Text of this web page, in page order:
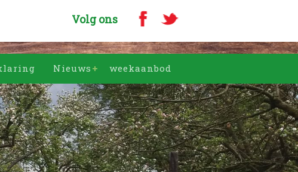
Volg ons
Nieuws weekaanbod